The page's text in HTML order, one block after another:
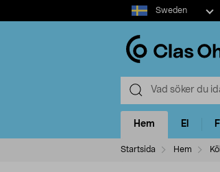
Select
market
Sweden
Hem El
Startsida Hem